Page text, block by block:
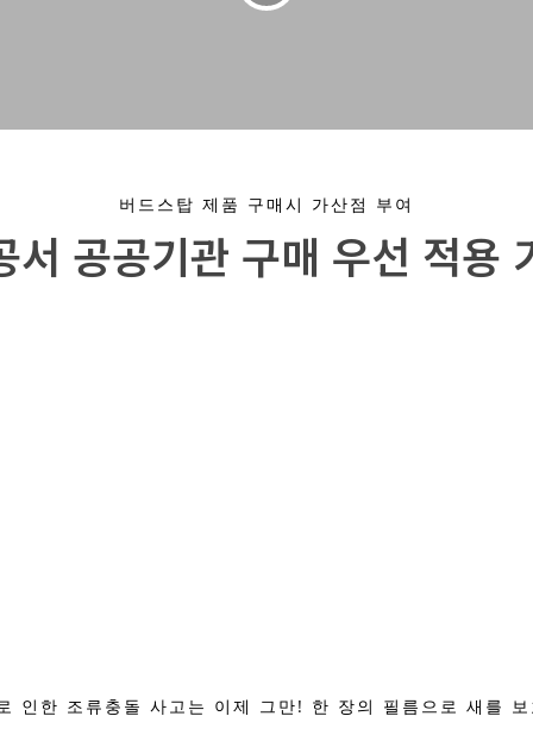
버드스탑 제품 구매시 가산점 부여
서 공공기관 구매 우선 적용
인한 조류충돌 사고는 이제 그만! 한 장의 필름으로 새를 보